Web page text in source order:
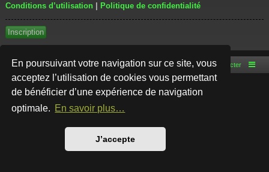
En poursuivant votre navigation sur ce site, vous
acceptez l’utilisation de cookies vous permettant
de bénéficier d’une expérience de navigation
optimale. En savoir plus…
J’accepte
Conditions d’utilisation | Politique de confidentialité
Inscription
Accueil du forum Nous contacter
Développé parphpBB® Forum Software © phpBB Limited
Style par
Traduction française officielle